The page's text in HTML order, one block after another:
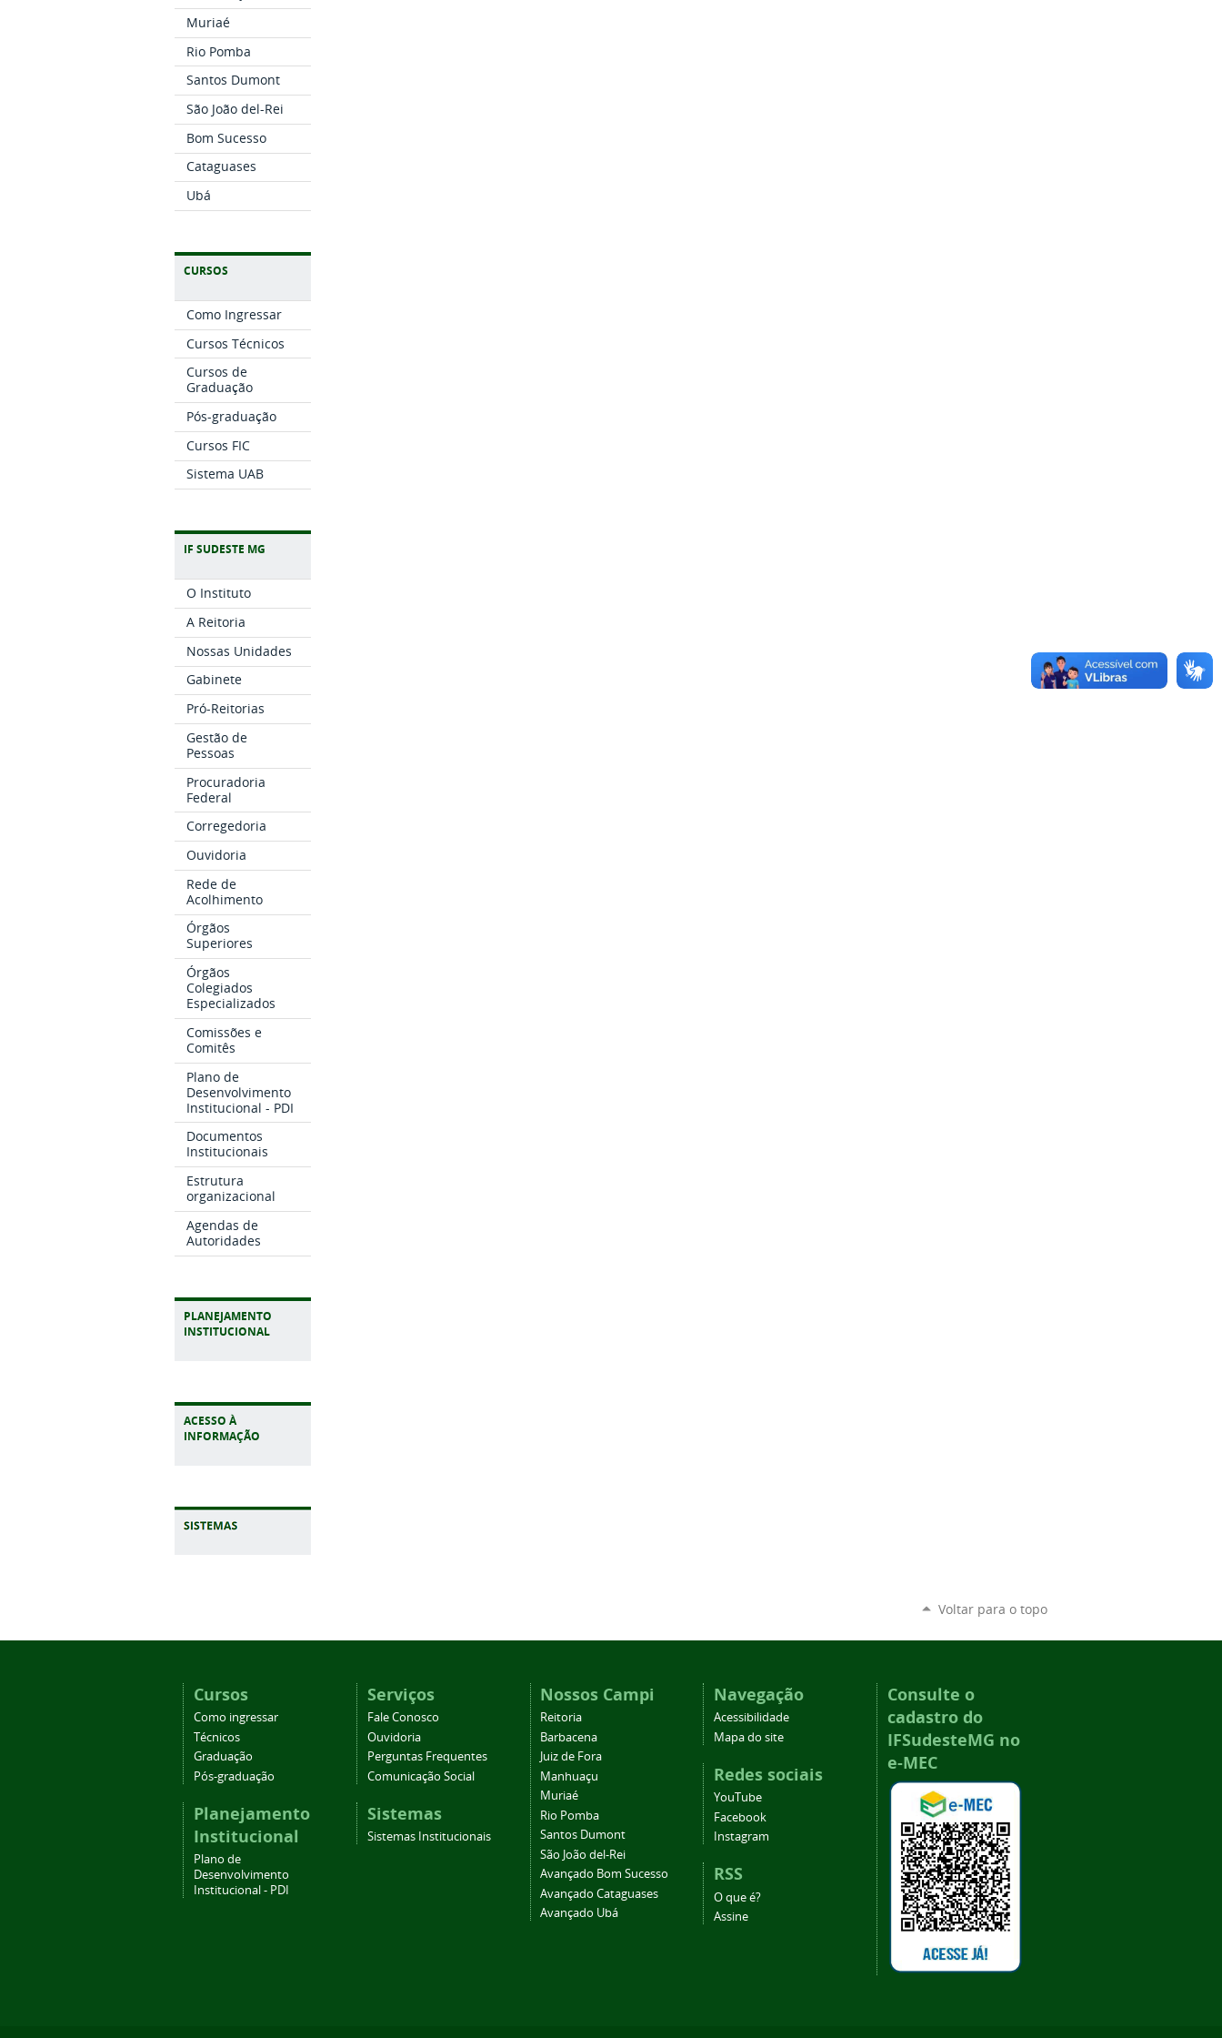
Muriaé
Rio Pomba
Santos Dumont
São João del-Rei
Bom Sucesso
Cataguases
Ubá
CURSOS
Como Ingressar
Cursos Técnicos
Cursos de
Graduação
Pós-graduação
Cursos FIC
Sistema UAB
IF SUDESTE MG
O Instituto
A Reitoria
Nossas Unidades
Gabinete
Pró-Reitorias
Gestão de
Pessoas
Procuradoria
Federal
Corregedoria
Ouvidoria
Rede de
Acolhimento
Órgãos
Superiores
Órgãos
Colegiados
Especializados
Comissões e
Comitês
Plano de
Desenvolvimento
Institucional - PDI
Documentos
Institucionais
Estrutura
organizacional
Agendas de
Autoridades
PLANEJAMENTO
INSTITUCIONAL
ACESSO À
INFORMAÇÃO
Voltar para o topo
Cursos
Como ingressar
Técnicos
Graduação
Pós-graduação
Planejamento
Institucional
Plano de
Desenvolvimento
Institucional - PDI
Serviços
Fale Conosco
Ouvidoria
Perguntas Frequentes
Comunicação Social
Sistemas
Sistemas Institucionais
Nossos Campi
Reitoria
Barbacena
Juiz de Fora
Manhuaçu
Muriaé
Rio Pomba
Santos Dumont
São João del-Rei
Avançado Bom Sucesso
Avançado Cataguases
Avançado Ubá
Navegação
Acessibilidade
Mapa do site
Redes sociais
YouTube
Facebook
Instagram
RSS
O que é?
Assine
Consulte o
cadastro do
IFSudesteMG no
e-MEC